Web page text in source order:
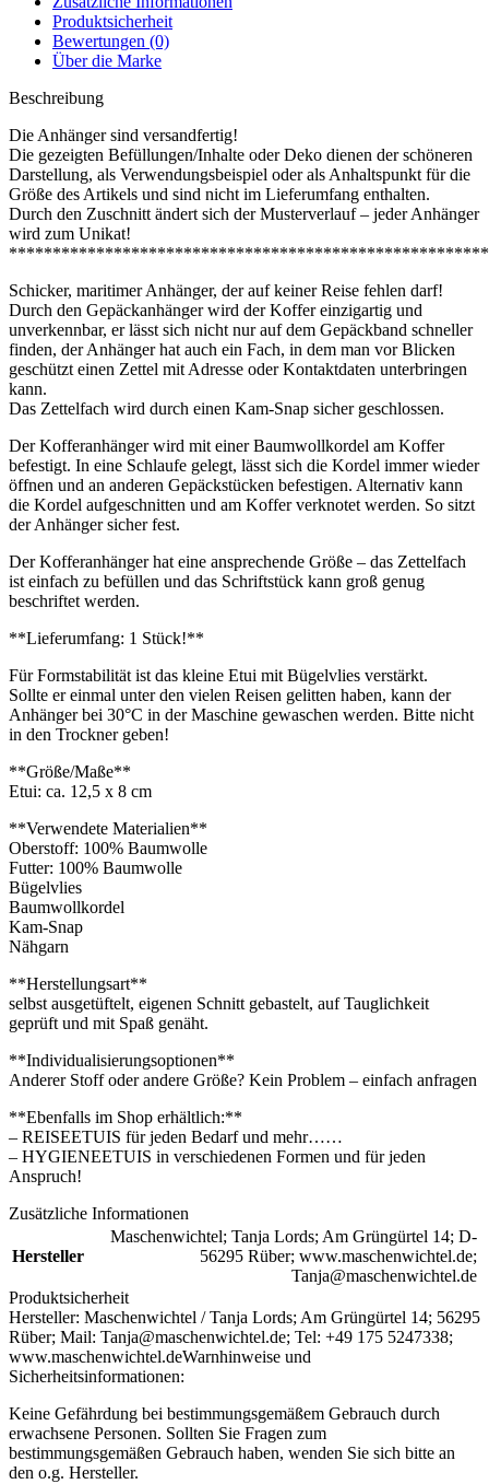
Produktsicherheit
Bewertungen (0)
Über die Marke
Beschreibung
Die Anhänger sind versandfertig!
Die gezeigten Befüllungen/Inhalte oder Deko dienen der schöneren
Darstellung, als Verwendungsbeispiel oder als Anhaltspunkt für die
Größe des Artikels und sind nicht im Lieferumfang enthalten.
Durch den Zuschnitt ändert sich der Musterverlauf – jeder Anhänger
wird zum Unikat!
Schicker, maritimer Anhänger, der auf keiner Reise fehlen darf!
Durch den Gepäckanhänger wird der Koffer einzigartig und
unverkennbar, er lässt sich nicht nur auf dem Gepäckband schneller
finden, der Anhänger hat auch ein Fach, in dem man vor Blicken
geschützt einen Zettel mit Adresse oder Kontaktdaten unterbringen
kann.
Das Zettelfach wird durch einen Kam-Snap sicher geschlossen.
Der Kofferanhänger wird mit einer Baumwollkordel am Koffer
befestigt. In eine Schlaufe gelegt, lässt sich die Kordel immer wieder
öffnen und an anderen Gepäckstücken befestigen. Alternativ kann
die Kordel aufgeschnitten und am Koffer verknotet werden. So sitzt
der Anhänger sicher fest.
Der Kofferanhänger hat eine ansprechende Größe – das Zettelfach
ist einfach zu befüllen und das Schriftstück kann groß genug
beschriftet werden.
**Lieferumfang: 1 Stück!**
Für Formstabilität ist das kleine Etui mit Bügelvlies verstärkt.
Sollte er einmal unter den vielen Reisen gelitten haben, kann der
Anhänger bei 30°C in der Maschine gewaschen werden. Bitte nicht
in den Trockner geben!
**Größe/Maße**
Etui: ca. 12,5 x 8 cm
**Verwendete Materialien**
Oberstoff: 100% Baumwolle
Futter: 100% Baumwolle
Bügelvlies
Baumwollkordel
Kam-Snap
Nähgarn
**Herstellungsart**
selbst ausgetüftelt, eigenen Schnitt gebastelt, auf Tauglichkeit
geprüft und mit Spaß genäht.
**Individualisierungsoptionen**
Anderer Stoff oder andere Größe? Kein Problem – einfach anfragen
**Ebenfalls im Shop erhältlich:**
– REISEETUIS für jeden Bedarf und mehr……
– HYGIENEETUIS in verschiedenen Formen und für jeden
Anspruch!
Zusätzliche Informationen
Hersteller
Maschenwichtel; Tanja Lords; Am Grüngürtel 14; D-
56295 Rüber; www.maschenwichtel.de;
Tanja@maschenwichtel.de
Produktsicherheit
Hersteller: Maschenwichtel / Tanja Lords; Am Grüngürtel 14; 56295
Rüber; Mail: Tanja@maschenwichtel.de; Tel: +49 175 5247338;
www.maschenwichtel.deWarnhinweise und
Sicherheitsinformationen:
Keine Gefährdung bei bestimmungsgemäßem Gebrauch durch
erwachsene Personen. Sollten Sie Fragen zum
bestimmungsgemäßen Gebrauch haben, wenden Sie sich bitte an
den o.g. Hersteller.